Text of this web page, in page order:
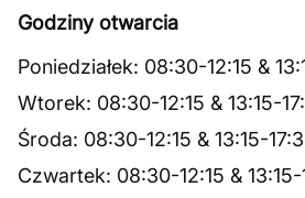
Godziny otwarcia
Poniedziałek: 08:30-12:15 &
Wtorek: 08:30-12:15 & 13:15-
Środa: 08:30-12:15 & 13:15-
Czwartek: 08:30-12:15 & 13:15-